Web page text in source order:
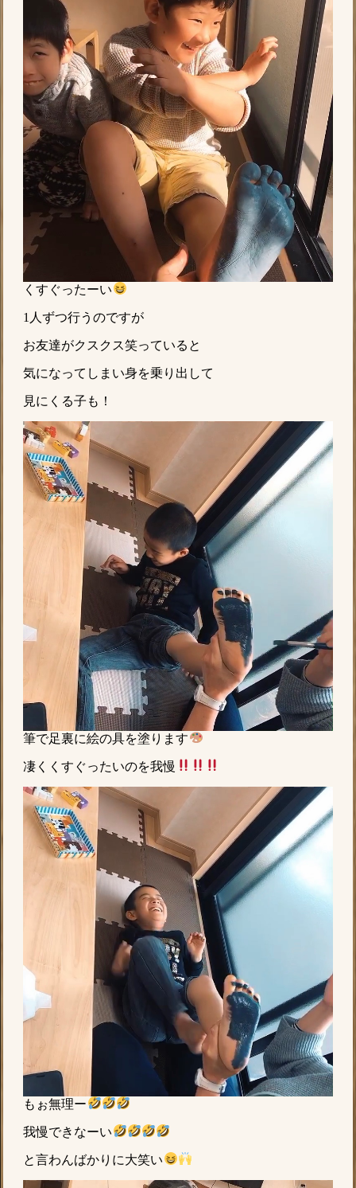
くすぐったーい
1人ずつ行うのですが
お友達がクスクス笑っていると
気になってしまい身を乗り出して
見にくる子も！
筆で足裏に絵の具を塗ります
凄くくすぐったいのを我慢
もぉ無理ー
我慢できなーい
と言わんばかりに大笑い